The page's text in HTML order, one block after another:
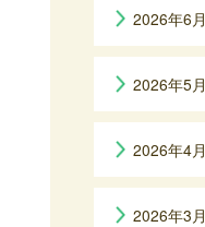
2026年6月
2026年5月
2026年4月
2026年3月